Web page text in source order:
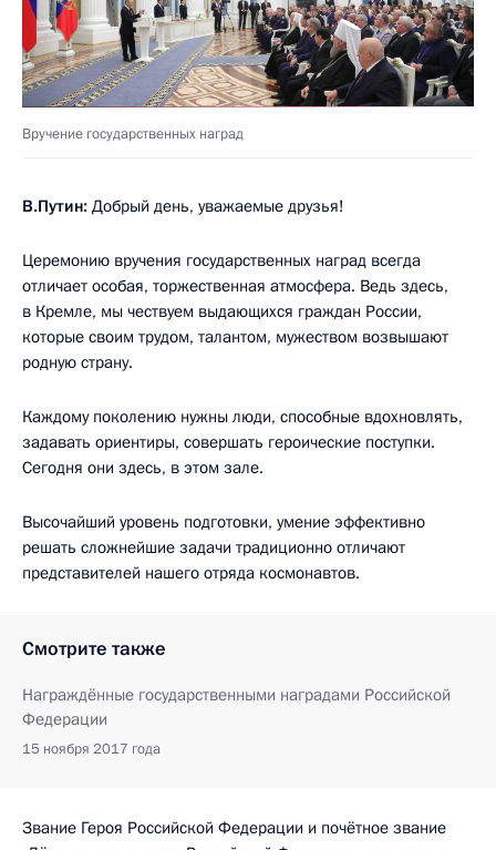
Вручение государственных наград
В.Путин: Добрый день, уважаемые друзья!
Церемонию вручения государственных наград всегда
отличает особая, торжественная атмосфера. Ведь здесь,
в Кремле, мы чествуем выдающихся граждан России,
которые своим трудом, талантом, мужеством возвышают
родную страну.
Каждому поколению нужны люди, способные вдохновлять,
задавать ориентиры, совершать героические поступки.
Сегодня они здесь, в этом зале.
Высочайший уровень подготовки, умение эффективно
решать сложнейшие задачи традиционно отличают
представителей нашего отряда космонавтов.
Смотрите также
Награждённые государственными наградами Российской
Федерации
15 ноября 2017 года
Звание Героя Российской Федерации и почётное звание